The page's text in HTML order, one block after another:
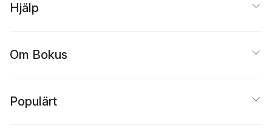
Hjälp
Om Bokus
Populärt